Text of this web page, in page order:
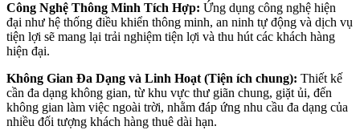
Công Nghệ Thông Minh Tích Hợp: Ứng dụng công nghệ hiện
đại như hệ thống điều khiển thông minh, an ninh tự động và dịch vụ
tiện lợi sẽ mang lại trải nghiệm tiện lợi và thu hút các khách hàng
hiện đại.
Không Gian Đa Dạng và Linh Hoạt (Tiện ích chung): Thiết kế
cần đa dạng không gian, từ khu vực thư giãn chung, giặt ủi, đến
không gian làm việc ngoài trời, nhằm đáp ứng nhu cầu đa dạng của
nhiều đối tượng khách hàng thuê dài hạn.